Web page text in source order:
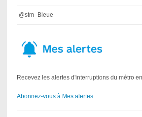
@stm_Bleue
Recevez les alertes d'interruptions du métro
Abonnez-vous à Mes alertes.